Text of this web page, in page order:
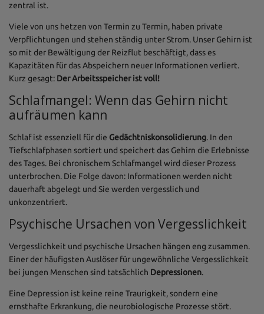
zentral ist.
Viele von uns hetzen von Termin zu Termin, haben private
Verpflichtungen und stehen ständig unter Strom. Unser Gehirn ist
so mit der Bewältigung der Reizflut beschäftigt, dass es
Kapazitäten für das Abspeichern neuer Informationen verliert.
Kurz gesagt: Der Arbeitsspeicher ist voll!
Schlafmangel: Wenn das Gehirn nicht
aufräumen kann
Schlaf ist essenziell für die Gedächtniskonsolidierung. In den
Tiefschlafphasen sortiert und speichert das Gehirn die Erlebnisse
des Tages. Bei chronischem Schlafmangel wird dieser Prozess
unterbrochen. Die Folge davon: Informationen werden nicht
dauerhaft abgelegt und Sie werden vergesslich und
unkonzentriert.
Psychische Ursachen von Vergesslichkeit
Vergesslichkeit und psychische Ursachen hängen eng zusammen.
Einer der häufigsten Auslöser für ungewöhnliche Vergesslichkeit
bei jungen Menschen sind tatsächlich Depressionen.
Eine Depression ist keine reine Traurigkeit, sondern eine
ernsthafte Erkrankung, die neurobiologische Prozesse stört.